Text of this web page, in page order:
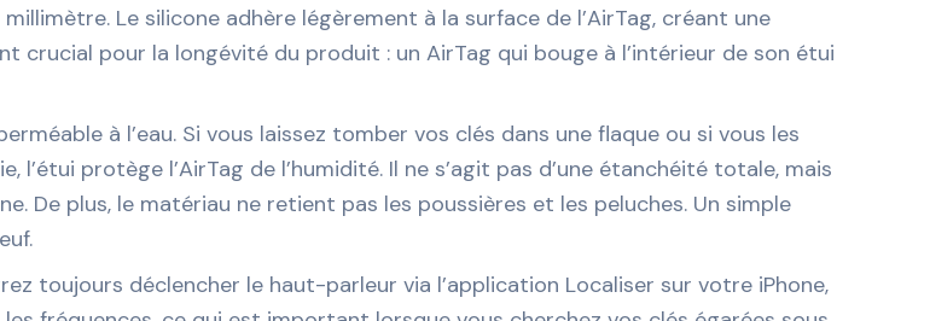
Le silicone adhère légèrement à la surface de l’AirTag, créant une
pour la longévité du produit : un AirTag qui bouge à l’intérieur de son étui
à l’eau. Si vous laissez tomber vos clés dans une flaque ou si vous les
protège l’AirTag de l’humidité. Il ne s’agit pas d’une étanchéité totale, mais
De plus, le matériau ne retient pas les poussières et les peluches. Un simple
toujours déclencher le haut-parleur via l’application Localiser sur votre iPhone,